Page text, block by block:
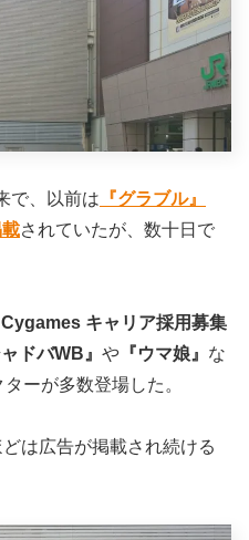
で、以前は 『グラブル』
されていたが、数十日で
Cygames キャリア採用募集
ャドバWB』 や 『ウマ娘』 な
ーが多数登場した。
は広告が掲載され続ける